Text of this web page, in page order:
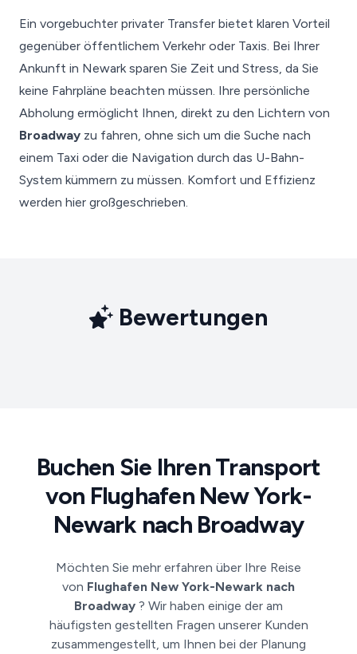
Ein vorgebuchter privater Transfer bietet klaren Vorteil
gegenüber öffentlichem Verkehr oder Taxis. Bei Ihrer
Ankunft in Newark sparen Sie Zeit und Stress, da Sie
keine Fahrpläne beachten müssen. Ihre persönliche
Abholung ermöglicht Ihnen, direkt zu den Lichtern von
Broadway zu fahren, ohne sich um die Suche nach
einem Taxi oder die Navigation durch das U-Bahn-
System kümmern zu müssen. Komfort und Effizienz
werden hier großgeschrieben.
Bewertungen
Buchen Sie Ihren Transport
von Flughafen New York-
Newark nach Broadway
Möchten Sie mehr erfahren über Ihre Reise
von Flughafen New York-Newark nach
Broadway ? Wir haben einige der am
häufigsten gestellten Fragen unserer Kunden
zusammengestellt, um Ihnen bei der Planung